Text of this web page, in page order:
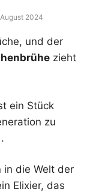
2024
und der
zieht
ein Stück
zu
in die Welt der
Elixier, das